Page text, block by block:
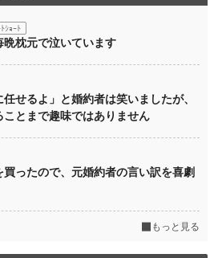
ｼｮｰﾄ
枕元で泣いています
任せるよ」と婚約者は笑いましたが、
とまで趣味ではありません
ったので、元婚約者の言い訳を喜劇
もっと見る